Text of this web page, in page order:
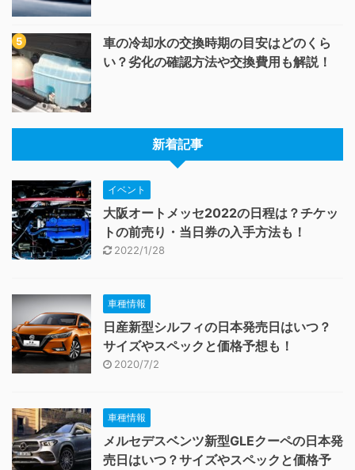
車の冷却水の交換時期の目安はどのくら
い？劣化の確認方法や交換費用も解説！
新着記事
イベント
大阪オートメッセ2022の日程は？チケッ
トの前売り・当日券の入手方法も！
2022/1/28
車種情報
日産新型シルフィの日本発売日はいつ？
サイズやスペックと価格予想も！
2020/7/2
車種情報
メルセデスベンツ新型GLEクーペの日本発
売日はいつ？サイズやスペックと価格予